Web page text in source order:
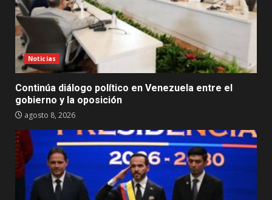
Noticias
Continúa diálogo político en Venezuela entre el
gobierno y la oposición
agosto 8, 2026